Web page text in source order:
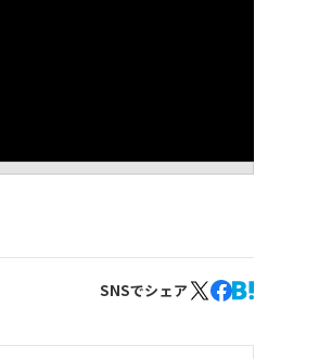
SNSでシェア